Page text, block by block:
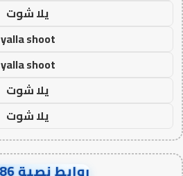
يلا شوت
yalla shoot
yalla shoot
يلا شوت
يلا شوت